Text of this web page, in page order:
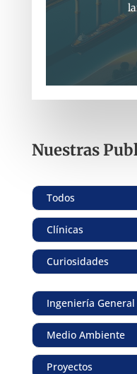
Nuestras
Todos
Clínicas
Curiosidades
Ingeniería General
Medio Ambiente
Proyectos